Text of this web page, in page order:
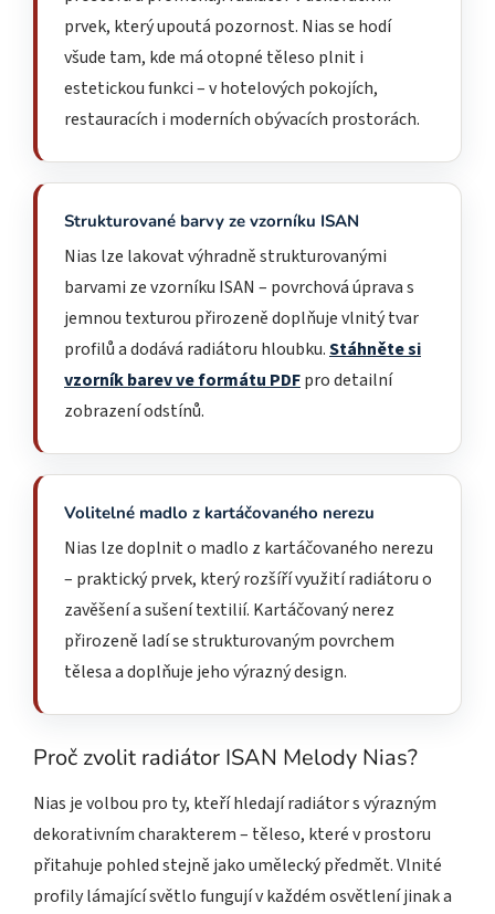
prvek, který upoutá pozornost. Nias se hodí
všude tam, kde má otopné těleso plnit i
estetickou funkci – v hotelových pokojích,
restauracích i moderních obývacích prostorách.
Strukturované barvy ze vzorníku ISAN
Nias lze lakovat výhradně strukturovanými
barvami ze vzorníku ISAN – povrchová úprava s
jemnou texturou přirozeně doplňuje vlnitý tvar
profilů a dodává radiátoru hloubku.Stáhněte si
vzorník barev ve formátu PDFpro detailní
zobrazení odstínů.
Volitelné madlo z kartáčovaného nerezu
Nias lze doplnit o madlo z kartáčovaného nerezu
– praktický prvek, který rozšíří využití radiátoru o
zavěšení a sušení textilií. Kartáčovaný nerez
přirozeně ladí se strukturovaným povrchem
tělesa a doplňuje jeho výrazný design.
Proč zvolit radiátor ISAN Melody Nias?
Nias je volbou pro ty, kteří hledají radiátor s výrazným
dekorativním charakterem – těleso, které v prostoru
přitahuje pohled stejně jako umělecký předmět. Vlnité
profily lámající světlo fungují v každém osvětlení jinak a